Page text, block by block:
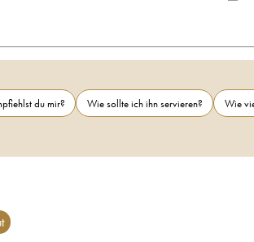
du mir? Wie sollte ich ihn servieren?
Wie